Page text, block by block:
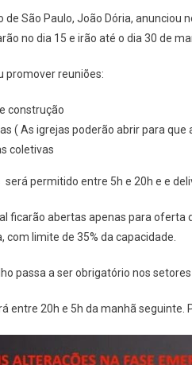
de São Paulo, João Dória, anunciou
no dia 15 e irão até o dia 30 de
promover reuniões:
construção
( As igrejas poderão abrir para
coletivas
será permitido entre 5h e 20h e e
ficarão abertas apenas para
limite de 35% da capacidade.
passa a ser obrigatório nos setores
entre 20h e 5h da manhã seguinte.